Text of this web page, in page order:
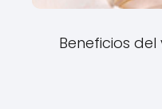
Beneficios